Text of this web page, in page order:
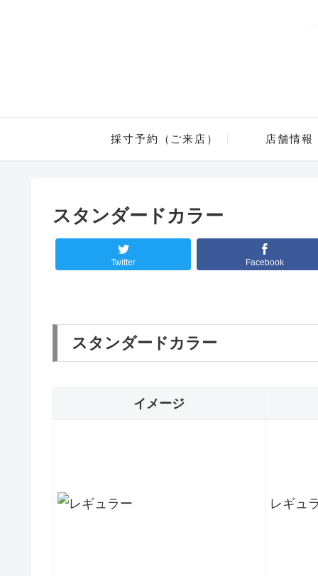
採寸予約（ご来店） 店舗情報
スタンダードカラー
Twitter Facebook
スタンダードカラー
イメージ
レギュ